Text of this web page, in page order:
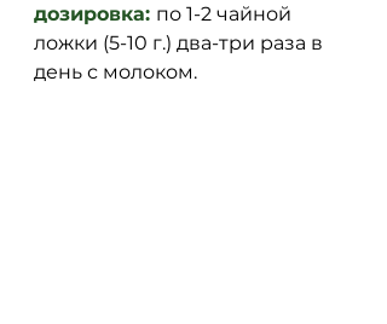
дозировка: по 1-2 чайной
ложки (5-10 г.) два-три раза в
день с молоком.